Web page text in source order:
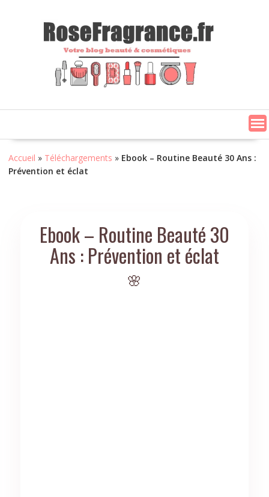
Accueil » Téléchargements » Ebook – Routine Beauté 30 Ans :
Prévention et éclat
Ebook – Routine Beauté 30
Ans : Prévention et éclat